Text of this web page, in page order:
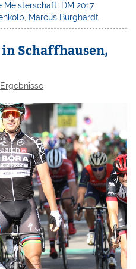
Meisterschaft, DM 2017,
, Marcus Burghardt
Schaffhausen,
Ergebnisse